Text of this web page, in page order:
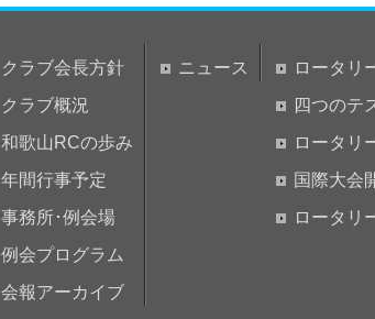
クラブ会長方針
クラブ概況
和歌山RCの歩み
年間行事予定
事務所･例会場
例会プログラム
会報アーカイブ
ニュース
ロータリ
四つのテ
ロータリ
国際大会
ロータリ